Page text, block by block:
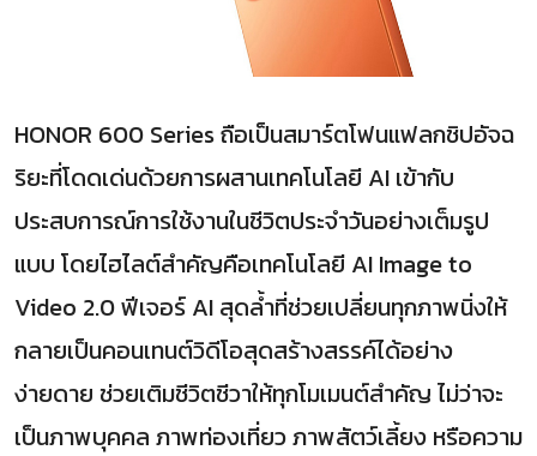
HONOR 600 Series ถือเป็นสมาร์ตโฟนแฟลกชิปอัจฉ
ริยะที่โดดเด่นด้วยการผสานเทคโนโลยี AI เข้ากับ
ประสบการณ์การใช้งานในชีวิตประจำวันอย่างเต็มรูป
แบบ โดยไฮไลต์สำคัญคือเทคโนโลยี AI Image to
Video 2.0 ฟีเจอร์ AI สุดล้ำที่ช่วยเปลี่ยนทุกภาพนิ่งให้
กลายเป็นคอนเทนต์วิดีโอสุดสร้างสรรค์ได้อย่าง
ง่ายดาย ช่วยเติมชีวิตชีวาให้ทุกโมเมนต์สำคัญ ไม่ว่าจะ
เป็นภาพบุคคล ภาพท่องเที่ยว ภาพสัตว์เลี้ยง หรือความ